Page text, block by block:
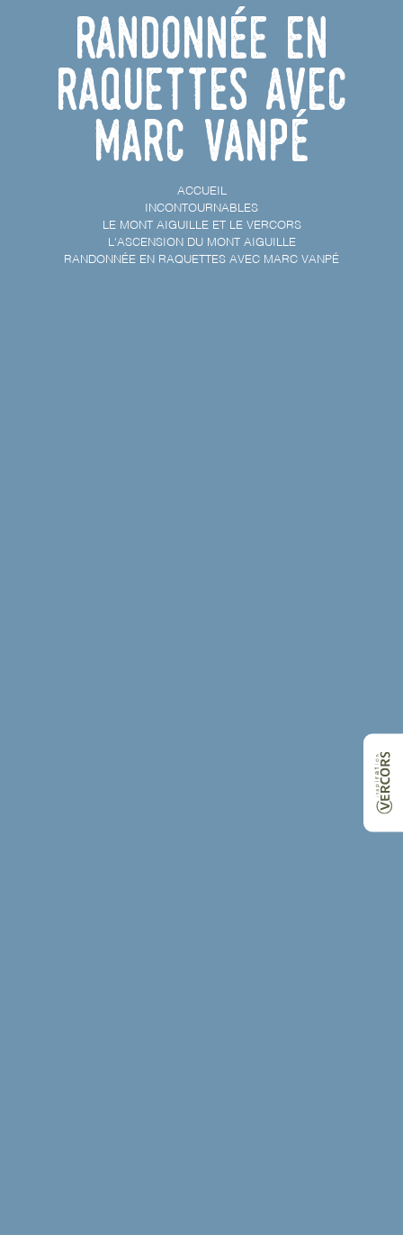
Randonnée en
raquettes avec
Marc Vanpé
ACCUEIL
INCONTOURNABLES
LE MONT AIGUILLE ET LE VERCORS
L'ASCENSION DU MONT AIGUILLE
RANDONNÉE EN RAQUETTES AVEC MARC VANPÉ